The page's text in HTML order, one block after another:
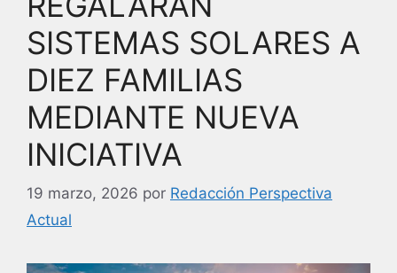
SISTEMAS SOLARES A
DIEZ FAMILIAS
MEDIANTE NUEVA
INICIATIVA
19 marzo, 2026 por Redacción Perspectiva
Actual